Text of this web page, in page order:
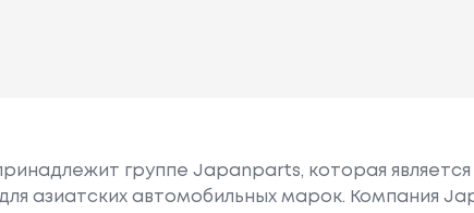
группе Japanparts, которая
азиатских автомобильных марок. Компания